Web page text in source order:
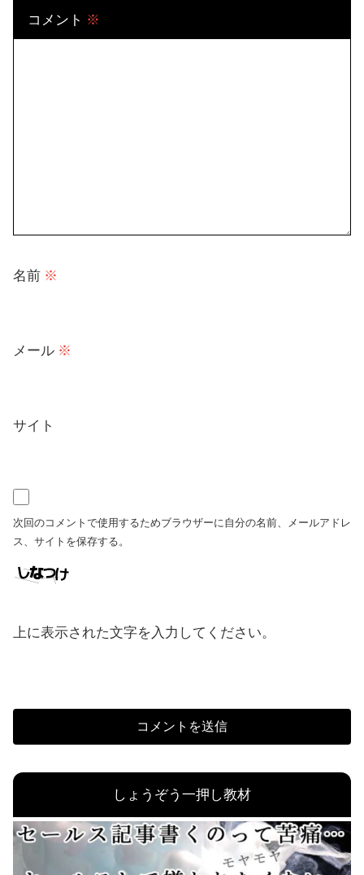
コメント ※
名前 ※
メール ※
サイト
次回のコメントで使用するためブラウザーに自分の名前、メールアドレ
ス、サイトを保存する。
上に表示された文字を入力してください。
しょうぞう一押し教材